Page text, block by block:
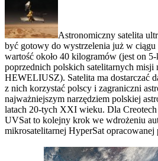
Astronomiczny satelita
być gotowy do wystrzelenia już w ciągu
wartość około 40 kilogramów (jest on
poprzednich polskich satelitarnych
HEWELIUSZ). Satelita ma dostarczać
z nich korzystać polscy i zagraniczni
najważniejszym narzędziem polskiej
latach 20-tych XXI wieku. Dla
UVSat to kolejny krok we wdrożeniu
mikrosatelitarnej HyperSat opracowanej